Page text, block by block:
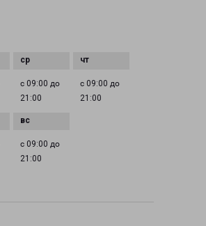
с 09:00 до
21:00
с 09:00 до
21:00
с 09:00 до
21:00